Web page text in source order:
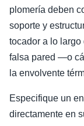
plomería deben
soporte y
tocador a lo largo
falsa pared —o
la envolvente
Especifique un
directamente en